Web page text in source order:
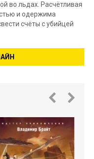
во льдах. Расчётливая
и одержима
счёты с убийцей